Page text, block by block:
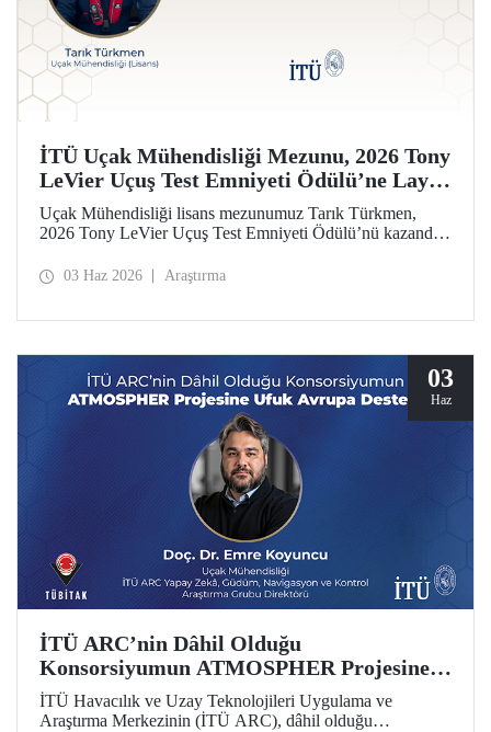
İTÜ Uçak Mühendisliği Mezunu, 2026 Tony
LeVier Uçuş Test Emniyeti Ödülü’ne Layık
Görüldü
Uçak Mühendisliği lisans mezunumuz Tarık Türkmen,
2026 Tony LeVier Uçuş Test Emniyeti Ödülü’nü kazandı.
emniyetine ve literatürüne sağladığı katkıyla bu prestijli
03 Haz 2026 Araştırma
03
Haz
İTÜ ARC’nin Dâhil Olduğu
Konsorsiyumun ATMOSPHER Projesine
Ufuk Avrupa Desteği
İTÜ Havacılık ve Uzay Teknolojileri Uygulama ve
Araştırma Merkezinin (İTÜ ARC), dâhil olduğu